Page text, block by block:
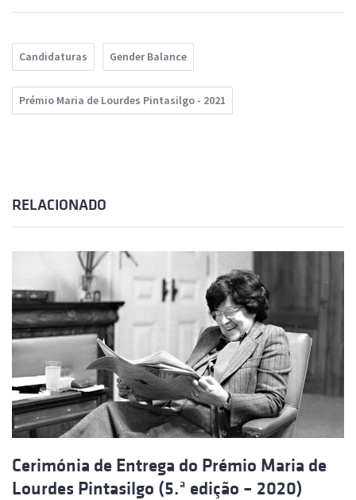
Candidaturas Gender Balance
Prémio Maria de Lourdes Pintasilgo - 2021
RELACIONADO
Cerimónia de Entrega do Prémio Maria de
Lourdes Pintasilgo (5.ª edição – 2020)